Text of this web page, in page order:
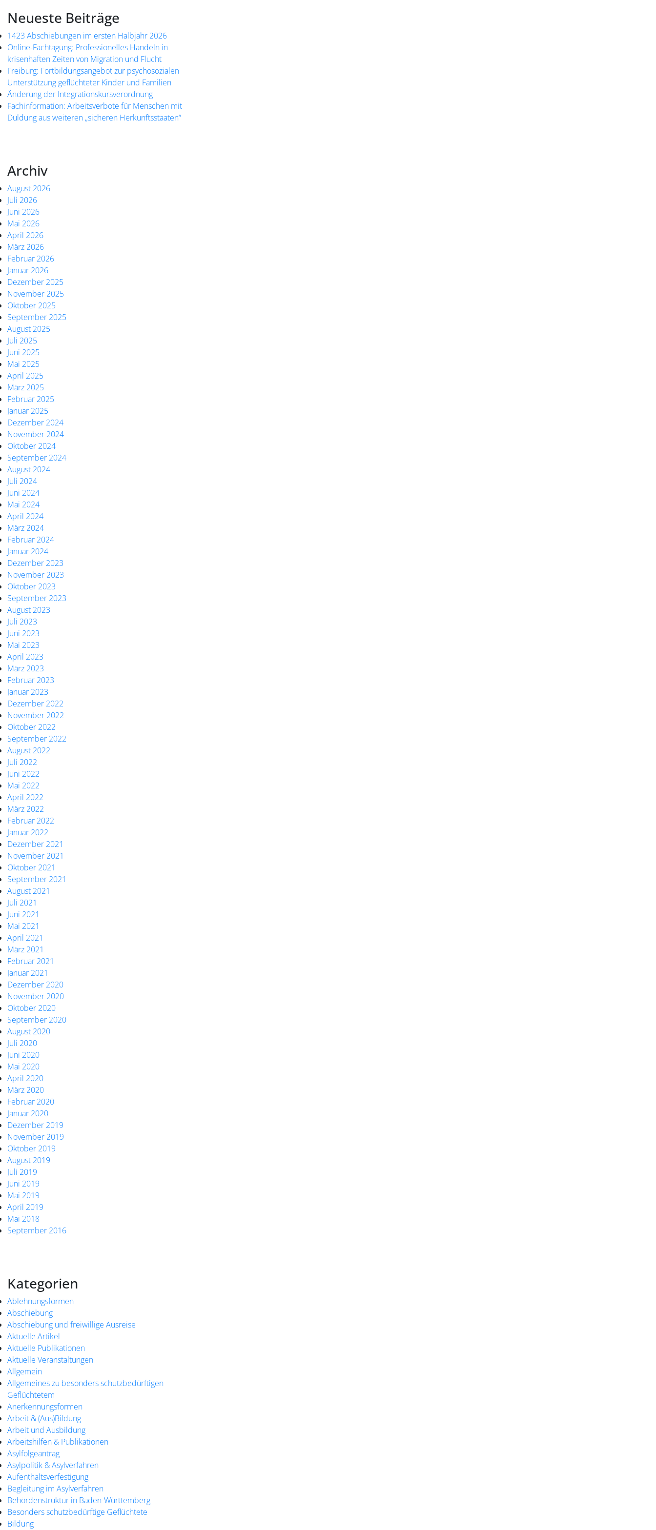
Neueste Beiträge
1423 Abschiebungen im ersten Halbjahr 2026
Online-Fachtagung: Professionelles Handeln in
krisenhaften Zeiten von Migration und Flucht
Freiburg: Fortbildungsangebot zur psychosozialen
Unterstützung geflüchteter Kinder und Familien
Änderung der Integrationskursverordnung
Fachinformation: Arbeitsverbote für Menschen mit
Duldung aus weiteren „sicheren Herkunftsstaaten“
Archiv
August 2026
Juli 2026
Juni 2026
Mai 2026
April 2026
März 2026
Februar 2026
Januar 2026
Dezember 2025
November 2025
Oktober 2025
September 2025
August 2025
Juli 2025
Juni 2025
Mai 2025
April 2025
März 2025
Februar 2025
Januar 2025
Dezember 2024
November 2024
Oktober 2024
September 2024
August 2024
Juli 2024
Juni 2024
Mai 2024
April 2024
März 2024
Februar 2024
Januar 2024
Dezember 2023
November 2023
Oktober 2023
September 2023
August 2023
Juli 2023
Juni 2023
Mai 2023
April 2023
März 2023
Februar 2023
Januar 2023
Dezember 2022
November 2022
Oktober 2022
September 2022
August 2022
Juli 2022
Juni 2022
Mai 2022
April 2022
März 2022
Februar 2022
Januar 2022
Dezember 2021
November 2021
Oktober 2021
September 2021
August 2021
Juli 2021
Juni 2021
Mai 2021
April 2021
März 2021
Februar 2021
Januar 2021
Dezember 2020
November 2020
Oktober 2020
September 2020
August 2020
Juli 2020
Juni 2020
Mai 2020
April 2020
März 2020
Februar 2020
Januar 2020
Dezember 2019
November 2019
Oktober 2019
August 2019
Juli 2019
Juni 2019
Mai 2019
April 2019
Mai 2018
September 2016
Kategorien
Ablehnungsformen
Abschiebung
Abschiebung und freiwillige Ausreise
Aktuelle Artikel
Aktuelle Publikationen
Aktuelle Veranstaltungen
Allgemein
Allgemeines zu besonders schutzbedürftigen
Geflüchtetem
Anerkennungsformen
Arbeit & (Aus)Bildung
Arbeit und Ausbildung
Arbeitshilfen & Publikationen
Asylfolgeantrag
Asylpolitik & Asylverfahren
Aufenthaltsverfestigung
Begleitung im Asylverfahren
Behördenstruktur in Baden-Württemberg
Besonders schutzbedürftige Geflüchtete
Bildung